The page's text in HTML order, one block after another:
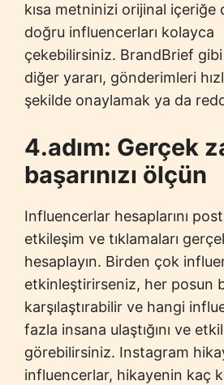
kısa metninizi orijinal
doğru influencerları kolayca
çekebilirsiniz. BrandBrief
diğer yararı, gönderimleri
şekilde onaylamak ya da
4.adım: Gerçek
başarınızı ölçün
Influencerlar hesaplarını
etkileşim ve tıklamaları
hesaplayın. Birden çok
etkinleştirirseniz, her posun
karşılaştırabilir ve hangi
fazla insana ulaştığını ve
görebilirsiniz. Instagram
influencerlar, hikayenin kaç